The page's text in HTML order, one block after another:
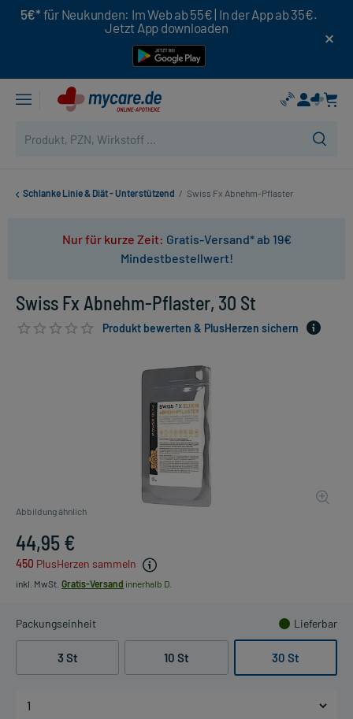
5€* für Neukunden: Im Web ab 55€ | In der App ab 35€.
Jetzt App downloaden
Schlanke Linie & Diät - Unterstützend / Swiss Fx Abnehm-Pflaster
Nur für kurze Zeit: Gratis-Versand* ab 19€
Mindestbestellwert!
Swiss Fx Abnehm-Pflaster, 30 St
Produkt bewerten & PlusHerzen sichern
Abbildung ähnlich
44,95 €
450 PlusHerzen sammeln
inkl. MwSt. Gratis-Versand innerhalb D.
Packungseinheit Lieferbar
3 St 10 St 30 St